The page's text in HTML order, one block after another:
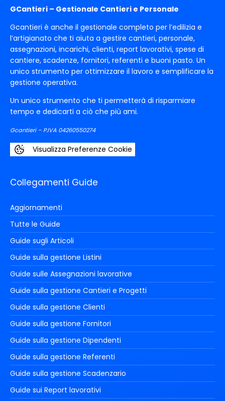
GCantieri – Gestionale Cantieri e Personale
Gcantieri è anche il gestionale completo per l’edilizia e
l’artigianato che ti aiuta a gestire cantieri, personale,
assegnazioni, incarichi, clienti, report lavorativi, spese di
cantiere, scadenze, fornitori, referenti e buoni pasto. Un
unico strumento per ottimizzare il lavoro e semplificare la
gestione operativa.
Un unico strumento che ti permetterà di risparmiare
tempo e dedicarti a ciò che più ami.
Gcantieri – P.IVA 04260550274
Visualizza Preferenze Cookie
Collegamenti Guide
Aggiornamenti
Tutte le Guide
Guide sugli Articoli
Guide sulla gestione Listini
Guide sulle Assegnazioni lavorative
Guide sulla gestione Cantieri e Progetti
Guide sulla gestione Clienti
Guide sulla gestione Fornitori
Guide sulla gestione Dipendenti
Guide sulla gestione Referenti
Guide sulla gestione Scadenzario
Guide sui Report lavorativi